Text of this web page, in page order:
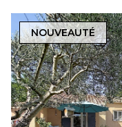
NOUVEAUTÉ